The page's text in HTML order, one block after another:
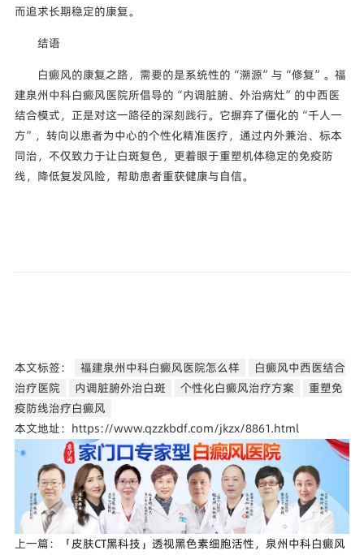
而追求长期稳定的康复。
结语
白癜风的康复之路，需要的是系统性的“溯源”与“修复”。福
建泉州中科白癜风医院所倡导的“内调脏腑、外治病灶”的中西医
结合模式，正是对这一路径的深刻践行。它摒弃了僵化的“千人一
方”，转向以患者为中心的个性化精准医疗，通过内外兼治、标本
同治，不仅致力于让白斑复色，更着眼于重塑机体稳定的免疫防
线，降低复发风险，帮助患者重获健康与自信。
本文标签： 福建泉州中科白癜风医院怎么样
白癜风中西医结合
治疗医院
内调脏腑外治白斑 个性化白癜风治疗方案
重塑免
疫防线治疗白癜风
本文地址：https://www.qzzkbdf.com/jkzx/8861.html
上一篇：
「皮肤CT黑科技」透视黑色素细胞活性，泉州中科白癜风